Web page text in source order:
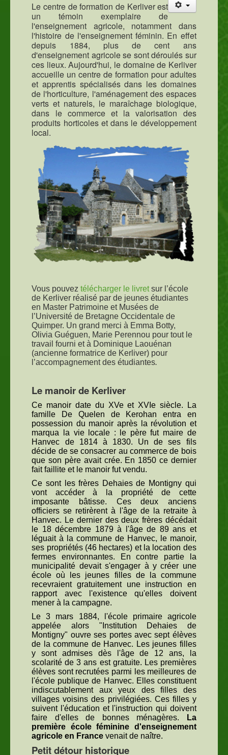
Le centre de formation de Kerliver est
un témoin exemplaire de
l'enseignement agricole, notamment dans
l'histoire de l'enseignement féminin. En effet
depuis 1884, plus de cent ans
d'enseignement agricole se sont déroulés sur
ces lieux. Aujourd'hui, le domaine de Kerliver
accueille un centre de formation pour adultes
et apprentis spécialisés dans les domaines
de l'horticulture, l'aménagement des espaces
verts et naturels, le maraîchage biologique,
dans le commerce et la valorisation des
produits horticoles et dans le développement
local.
Vous pouveztélécharger le livretsur l’école
de Kerliver réalisé par de jeunes étudiantes
en Master Patrimoine et Musées de
l’Université de Bretagne Occidentale de
Quimper. Un grand merci à Emma Botty,
Olivia Guéguen, Marie Perennou pour tout le
travail fourni et à Dominique Laouénan
(ancienne formatrice de Kerliver) pour
l’accompagnement des étudiantes.
Le manoir de Kerliver
Ce manoir date du XVe et XVIe siècle. La
famille De Quelen de Kerohan entra en
possession du manoir après la révolution et
marqua la vie locale : le père fut maire de
Hanvec de 1814 à 1830. Un de ses fils
décide de se consacrer au commerce de bois
que son père avait crée. En 1850 ce dernier
fait faillite et le manoir fut vendu.
Ce sont les frères Dehaies de Montigny qui
vont accéder à la propriété de cette
imposante bâtisse. Ces deux anciens
officiers se retirèrent à l'âge de la retraite à
Hanvec. Le dernier des deux frères décédait
le 18 décembre 1879 à l'âge de 89 ans et
léguait à la commune de Hanvec, le manoir,
ses propriétés (46 hectares) et la location des
fermes environnantes. En contre partie la
municipalité devait s'engager à y créer une
école où les jeunes filles de la commune
recevraient gratuitement une instruction en
rapport avec l'existence qu'elles doivent
mener à la campagne.
Le 3 mars 1884, l'école primaire agricole
appelée alors "Institution Dehaies de
Montigny" ouvre ses portes avec sept élèves
de la commune de Hanvec. Les jeunes filles
y sont admises dès l'âge de 12 ans, la
scolarité de 3 ans est gratuite. Les premières
élèves sont recrutées parmi les meilleures de
l'école publique de Hanvec. Elles constituent
indiscutablement aux yeux des filles des
villages voisins des privilégiées. Ces filles y
suivent l'éducation et l'instruction qui doivent
faire d'elles de bonnes ménagères.
La
première école féminine d'enseignement
agricole en France venait de naître.
Petit détour historique